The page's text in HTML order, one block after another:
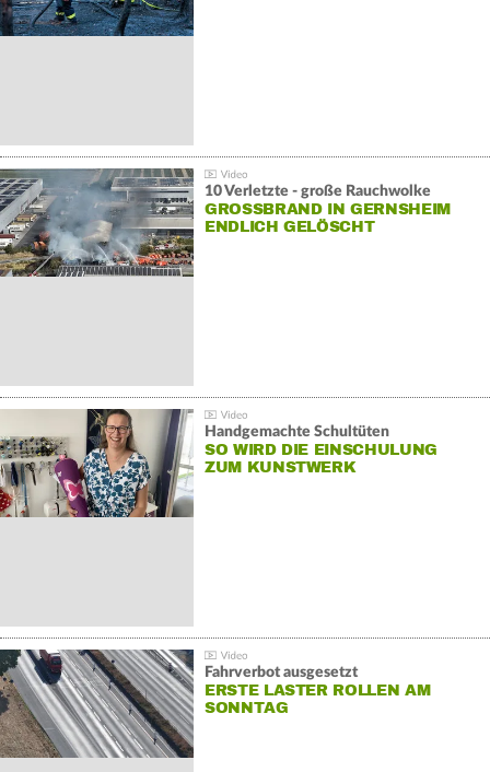
10 Verletzte - große Rauchwolke
GROSSBRAND IN GERNSHEIM E
NDLICH GELÖSCHT
Handgemachte Schultüten
SO WIRD DIE EINSCHULUNG
ZUM KUNSTWERK
Fahrverbot ausgesetzt
ERSTE LASTER ROLLEN AM
SONNTAG